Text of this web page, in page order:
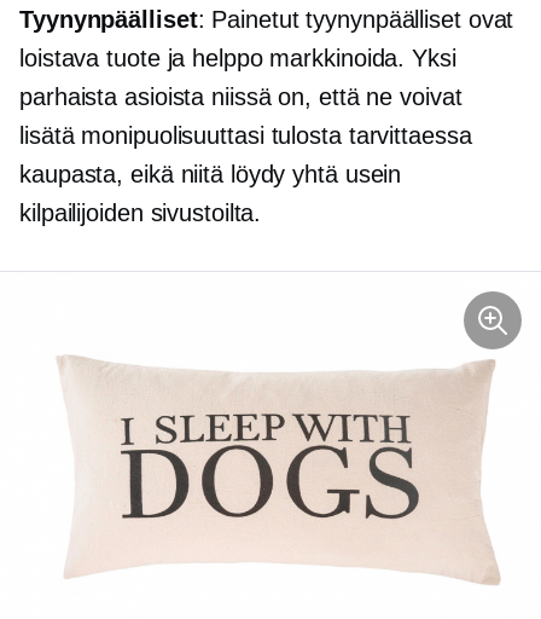
Tyynynpäälliset: Painetut tyynynpäälliset ovat
loistava tuote ja helppo markkinoida. Yksi
parhaista asioista niissä on, että ne voivat
lisätä monipuolisuuttasi tulosta tarvittaessa
kaupasta, eikä niitä löydy yhtä usein
kilpailijoiden sivustoilta.